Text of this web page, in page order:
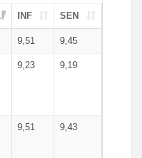
INF SEN
9,51 9,45
9,23 9,19
9,51 9,43